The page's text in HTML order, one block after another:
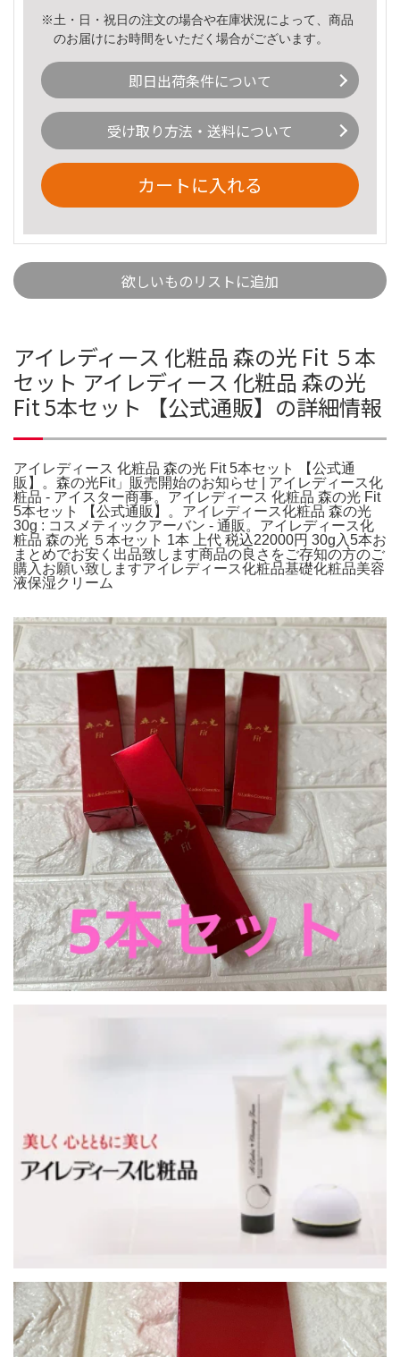
※土・日・祝日の注文の場合や在庫状況によって、商品
のお届けにお時間をいただく場合がございます。
即日出荷条件について
受け取り方法・送料について
カートに入れる
欲しいものリストに追加
アイレディース 化粧品 森の光 Fit ５本
セット アイレディース 化粧品 森の光
Fit 5本セット 【公式通販】の詳細情報
アイレディース 化粧品 森の光 Fit 5本セット 【公式通
販】。森の光Fit」販売開始のお知らせ | アイレディース化
粧品 - アイスター商事。アイレディース 化粧品 森の光 Fit
5本セット 【公式通販】。アイレディース化粧品 森の光
30g : コスメティックアーバン - 通販。アイレディース化
粧品 森の光 ５本セット 1本 上代 税込22000円 30g入5本お
まとめでお安く出品致します商品の良さをご存知の方のご
購入お願い致しますアイレディース化粧品基礎化粧品美容
液保湿クリーム